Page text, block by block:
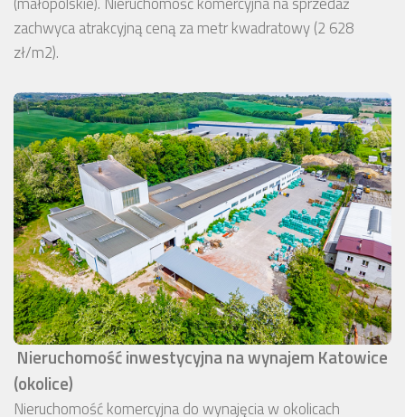
zachwyca atrakcyjną ceną za metr kwadratowy (2 628
zł/m2).
Nieruchomość inwestycyjna na wynajem Katowice
(okolice)
Nieruchomość komercyjna do wynajęcia w okolicach